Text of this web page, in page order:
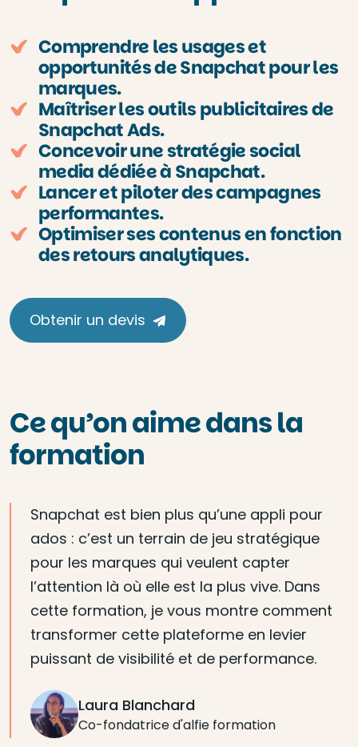
Comprendre les usages et
opportunités de Snapchat pour les
marques.
Maîtriser les outils publicitaires de
Snapchat Ads.
Concevoir une stratégie social
media dédiée à Snapchat.
Lancer et piloter des campagnes
performantes.
Optimiser ses contenus en fonction
des retours analytiques.
Obtenir un devis
Ce qu’on aime dans la
formation
Snapchat est bien plus qu’une appli pour
ados : c’est un terrain de jeu stratégique
pour les marques qui veulent capter
l’attention là où elle est la plus vive. Dans
cette formation, je vous montre comment
transformer cette plateforme en levier
puissant de visibilité et de performance.
Laura Blanchard
Co-fondatrice d'alfie formation